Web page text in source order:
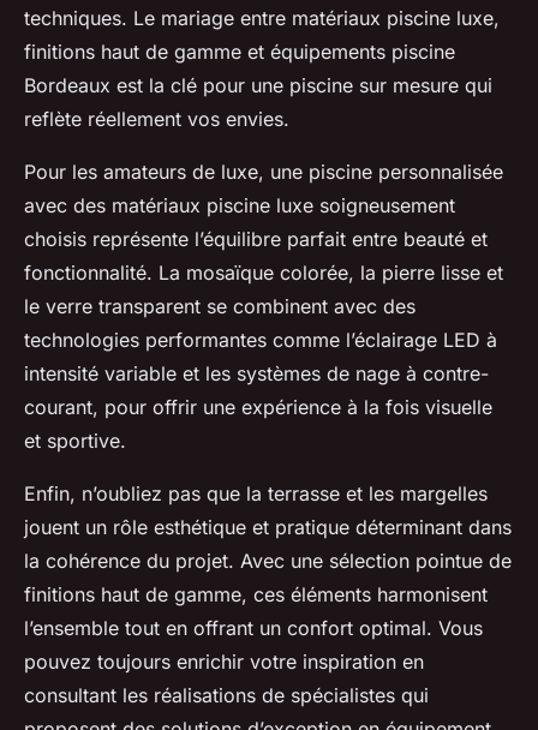
techniques. Le mariage entre matériaux piscine luxe,
finitions haut de gamme et équipements piscine
Bordeaux est la clé pour une piscine sur mesure qui
reflète réellement vos envies.
Pour les amateurs de luxe, une piscine personnalisée
avec des matériaux piscine luxe soigneusement
choisis représente l’équilibre parfait entre beauté et
fonctionnalité. La mosaïque colorée, la pierre lisse et
le verre transparent se combinent avec des
technologies performantes comme l’éclairage LED à
intensité variable et les systèmes de nage à contre-
courant, pour offrir une expérience à la fois visuelle
et sportive.
Enfin, n’oubliez pas que la terrasse et les margelles
jouent un rôle esthétique et pratique déterminant dans
la cohérence du projet. Avec une sélection pointue de
finitions haut de gamme, ces éléments harmonisent
l’ensemble tout en offrant un confort optimal. Vous
pouvez toujours enrichir votre inspiration en
consultant les réalisations de spécialistes qui